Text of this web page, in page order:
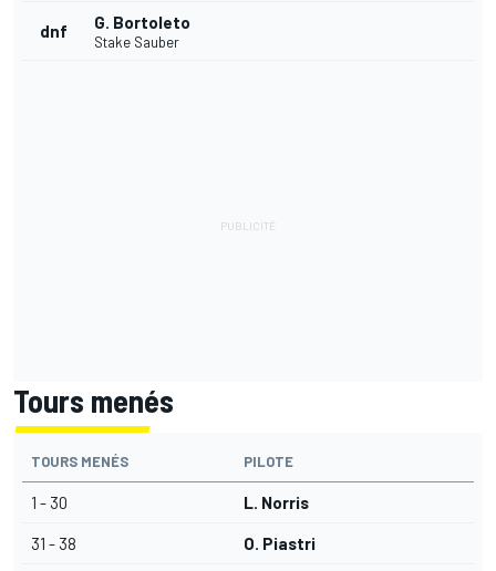
dnf G. Bortoleto
Stake Sauber
Tours menés
TOURS MENÉS PILOTE
1 - 30 L. Norris
31 - 38 O. Piastri